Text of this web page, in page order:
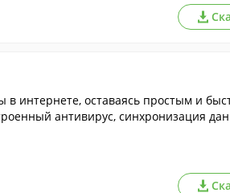
в интернете, оставаясь простым и
антивирус, синхронизация